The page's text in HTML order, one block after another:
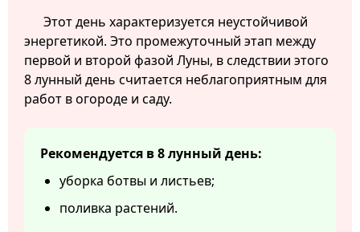
Этот день характеризуется неустойчивой
энергетикой. Это промежуточный этап между
первой и второй фазой Луны, в следствии этого
8 лунный день считается неблагоприятным для
работ в огороде и саду.
Рекомендуется в 8 лунный день:
уборка ботвы и листьев;
поливка растений.